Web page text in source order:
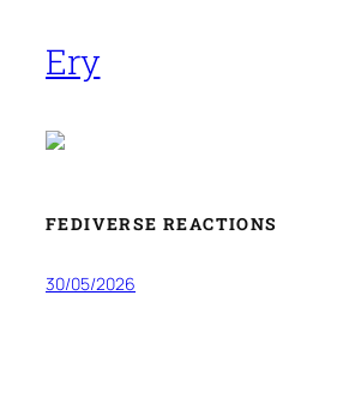
Ery
FEDIVERSE REACTIONS
30/05/2026